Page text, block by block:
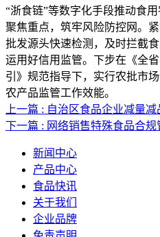
“浙食链”等数字化手段推动食
聚焦重点，筑牢风险防控网。
批发源头快速检测，及时拦截
运用好信用监管。下步在《全
引》规范指导下，实行农批市
农产品监管工作效能。
上一篇 : 自治区食品企业减量
下一篇 : 网络销售特殊食品合规
新闻中心
产品中心
食品快讯
关于我们
企业品牌